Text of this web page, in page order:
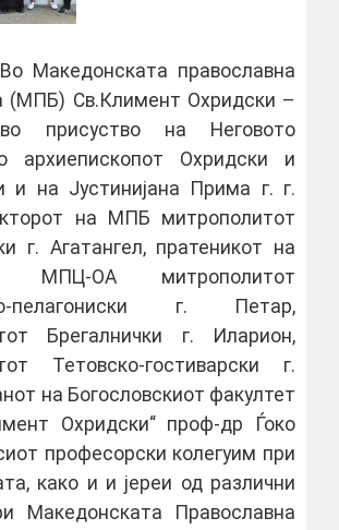
Македонската православна
(МПБ) Св.Климент Охридски –
присуство на Неговото
архиепископот Охридски и
и на Јустинијана Прима г. г.
на МПБ митрополитот
г. Агатангел, пратеникот на
ОА митрополитот
пелагониски г. Петар,
Брегалнички г. Иларион,
Тетовско-гостиварски г.
на Богословскиот факултет
Охридски“ проф-др Ѓоко
професорски колегуим при
како и и јереи од различни
Македонската Православна